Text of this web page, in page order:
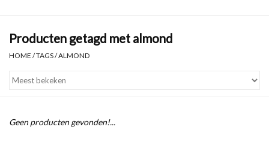
Kleding
Producten getagd met almond
HOME /TAGS/ALMOND
Geen producten gevonden!...